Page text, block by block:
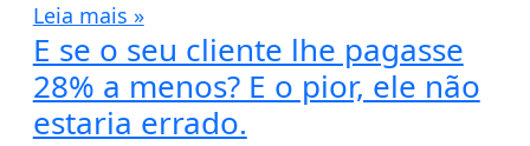
Leia mais »
E se o seu cliente lhe pagasse
28% a menos? E o pior, ele não
estaria errado.